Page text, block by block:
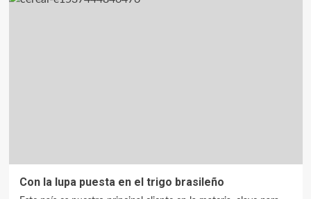
Con la lupa puesta en el trigo brasileño